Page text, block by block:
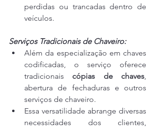
perdidas ou trancadas dentro de
veículos.
Serviços Tradicionais de Chaveiro:
Além da especialização em chaves
codificadas, o serviço oferece
tradicionais cópias de chaves,
abertura de fechaduras e outros
serviços de chaveiro.
Essa versatilidade abrange diversas
necessidades dos clientes,